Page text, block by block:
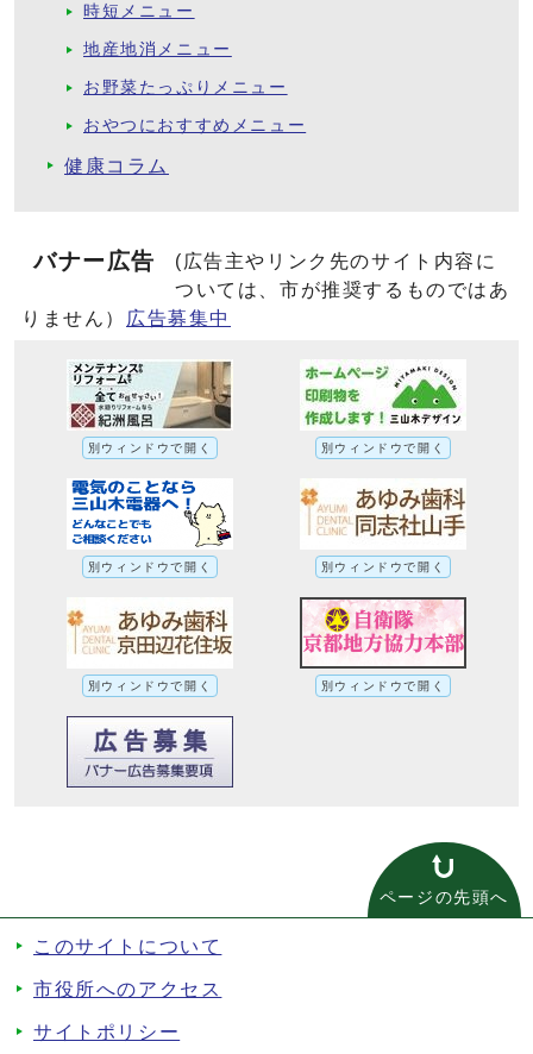
時短メニュー
地産地消メニュー
お野菜たっぷりメニュー
おやつにおすすめメニュー
健康コラム
バナー広告
(広告主やリンク先のサイト内容に
ついては、市が推奨するものではあ
りません）
広告募集中
別ウィンドウで開く 別ウィンドウで開く
別ウィンドウで開く 別ウィンドウで開く
別ウィンドウで開く 別ウィンドウで開く
ページの先頭へ
このサイトについて
市役所へのアクセス
サイトポリシー